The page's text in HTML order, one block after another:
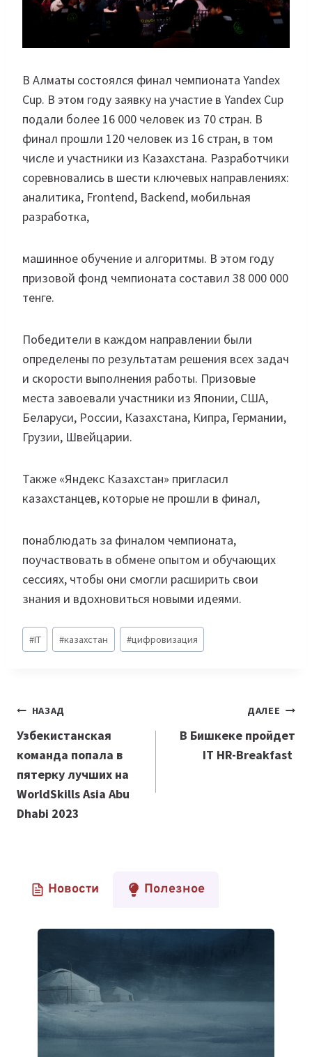
В Алматы состоялся финал чемпионата Yandex
Cup. В этом году заявку на участие в Yandex Cup
подали более 16 000 человек из 70 стран. В
финал прошли 120 человек из 16 стран, в том
числе и участники из Казахстана. Разработчики
соревновались в шести ключевых направлениях:
аналитика, Frontend, Backend, мобильная
разработка,
машинное обучение и алгоритмы. В этом году
призовой фонд чемпионата составил 38 000 000
тенге.
Победители в каждом направлении были
определены по результатам решения всех задач
и скорости выполнения работы. Призовые
места завоевали участники из Японии, США,
Беларуси, России, Казахстана, Кипра, Германии,
Грузии, Швейцарии.
Также «Яндекс Казахстан» пригласил
казахстанцев, которые не прошли в финал,
понаблюдать за финалом чемпионата,
поучаствовать в обмене опытом и обучающих
сессиях, чтобы они смогли расширить свои
знания и вдохновиться новыми идеями.
Метки
записи:
#IT #казахстан #цифровизация
Навигация
по
записям
НАЗАД
Узбекистанская
команда попала в
пятерку лучших на
WorldSkills Asia Abu
Dhabi 2023
ДАЛЕЕ
В Бишкеке пройдет
IT HR-Breakfast
Новости Полезное